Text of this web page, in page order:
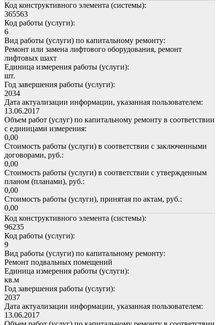
Код конструктивного элемента (системы):
365563
Код работы (услуги):
6
Вид работы (услуги) по капитальному ремонту:
Ремонт или замена лифтового оборудования, ремонт
лифтовых шахт
Единица измерения работы (услуги):
шт.
Год завершения работы (услуги):
2034
Дата актуализации информации, указанная пользователем:
13.06.2017
Объем работ (услуг) по капитальному ремонту в соответствии
с единицами измерения:
0,00
Стоимость работы (услуги) в соответствии с заключенными
договорами, руб.:
0,00
Стоимость работы (услуги) в соответствии с утвержденным
планом (планами), руб.:
0,00
Стоимость работы (услуги), принятая по актам, руб.:
0,00
Код конструктивного элемента (системы):
96235
Код работы (услуги):
9
Вид работы (услуги) по капитальному ремонту:
Ремонт подвальных помещений
Единица измерения работы (услуги):
кв.м
Год завершения работы (услуги):
2037
Дата актуализации информации, указанная пользователем:
13.06.2017